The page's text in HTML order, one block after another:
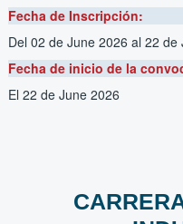
Fecha de Inscripción:
Del 02 de June 2026 al 22 de
Fecha de inicio de la
El 22 de June 2026